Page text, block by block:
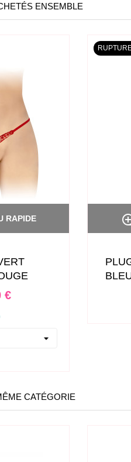
ENSEMBLE
RAPIDE
€
CATÉGORIE